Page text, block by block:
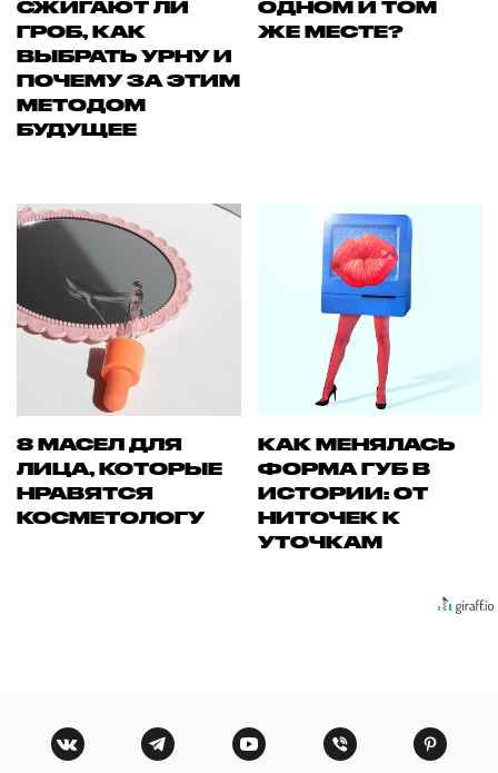
СЖИГАЮТ ЛИ
ГРОБ, КАК
ВЫБРАТЬ УРНУ И
ПОЧЕМУ ЗА ЭТИМ
МЕТОДОМ
БУДУЩЕЕ
ОДНОМ И ТОМ
ЖЕ МЕСТЕ?
8 МАСЕЛ ДЛЯ
ЛИЦА, КОТОРЫЕ
НРАВЯТСЯ
КОСМЕТОЛОГУ
КАК МЕНЯЛАСЬ
ФОРМА ГУБ В
ИСТОРИИ: ОТ
НИТОЧЕК К
УТОЧКАМ